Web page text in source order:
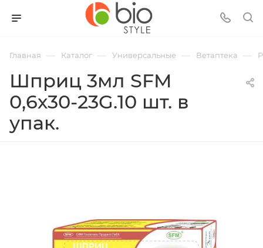
Главная — Каталог — Универсальные — Ветаптека —
Шприц 3мл SFM
0,6х30-23G.10 шт. в
упак.